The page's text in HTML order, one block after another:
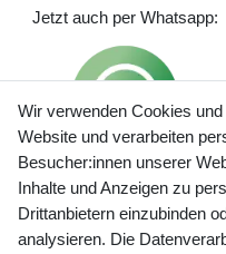
Jetzt auch per Whatsapp:
Preisangaben inkl.
Versandkosten
Wir verwenden Cookies
Website und verarbeiten
Besucher:innen unserer
Inhalte und Anzeigen zu
Drittanbietern einzubinden
analysieren. Die